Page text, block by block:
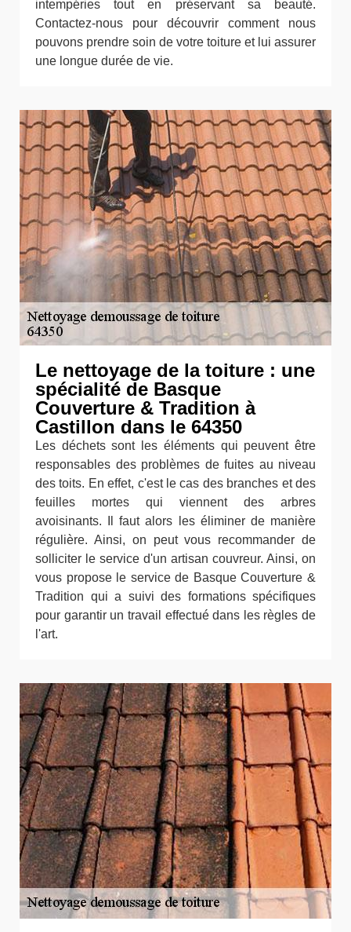
intempéries tout en préservant sa beauté.
Contactez-nous pour découvrir comment nous
pouvons prendre soin de votre toiture et lui assurer
une longue durée de vie.
Le nettoyage de la toiture : une
spécialité de Basque
Couverture & Tradition à
Castillon dans le 64350
Les déchets sont les éléments qui peuvent être
responsables des problèmes de fuites au niveau
des toits. En effet, c'est le cas des branches et des
feuilles mortes qui viennent des arbres
avoisinants. Il faut alors les éliminer de manière
régulière. Ainsi, on peut vous recommander de
solliciter le service d'un artisan couvreur. Ainsi, on
vous propose le service de Basque Couverture &
Tradition qui a suivi des formations spécifiques
pour garantir un travail effectué dans les règles de
l'art.